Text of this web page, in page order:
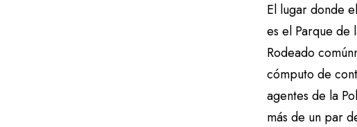
El lugar donde
es el Parque de
Rodeado
cómputo de
agentes de la
más de un par